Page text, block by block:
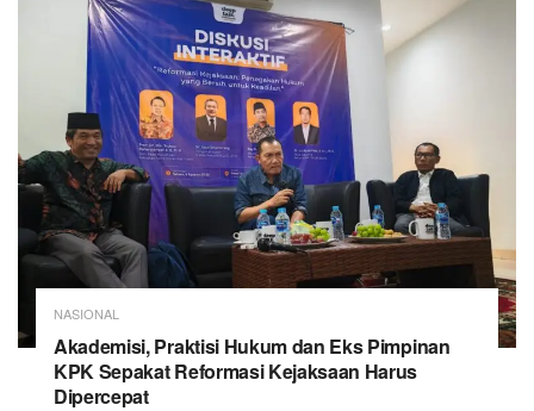
NASIONAL
Akademisi, Praktisi Hukum dan Eks Pimpinan
KPK Sepakat Reformasi Kejaksaan Harus
Dipercepat